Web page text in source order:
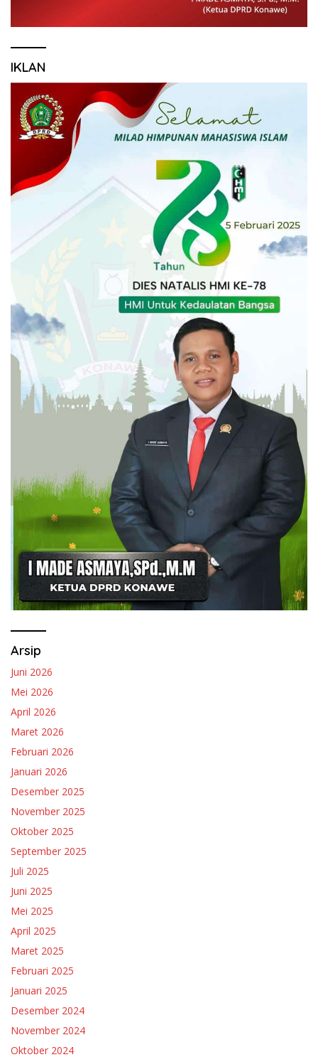
IKLAN
Arsip
Juni 2026
Mei 2026
April 2026
Maret 2026
Februari 2026
Januari 2026
Desember 2025
November 2025
Oktober 2025
September 2025
Juli 2025
Juni 2025
Mei 2025
April 2025
Maret 2025
Februari 2025
Januari 2025
Desember 2024
November 2024
Oktober 2024